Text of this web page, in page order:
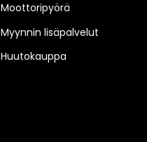
Moottoripyörä
Myynnin lisäpalvelut
Huutokauppa